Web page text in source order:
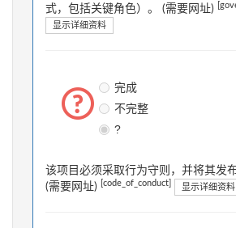
式，包括关键角色）。 (需要网址)
显示详细资料
完成
不完整
?
该项目必须采取行为守则，并将其发
(需要网址)
[code_of_conduct] 显示详细资料